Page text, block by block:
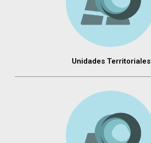
Unidades Territoriales